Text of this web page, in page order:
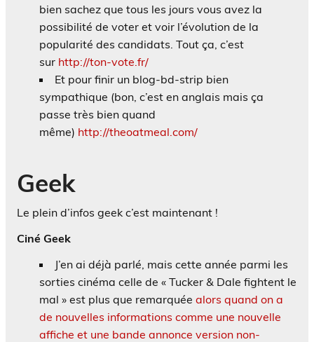
bien sachez que tous les jours vous avez la
possibilité de voter et voir l’évolution de la
popularité des candidats. Tout ça, c’est
sur http://ton-vote.fr/
Et pour finir un blog-bd-strip bien
sympathique (bon, c’est en anglais mais ça
passe très bien quand
même) http://theoatmeal.com/
Geek
Le plein d’infos geek c’est maintenant !
Ciné Geek
J’en ai déjà parlé, mais cette année parmi les
sorties cinéma celle de « Tucker & Dale fightent le
mal » est plus que remarquée alors quand on a
de nouvelles informations comme une nouvelle
affiche et une bande annonce version non-